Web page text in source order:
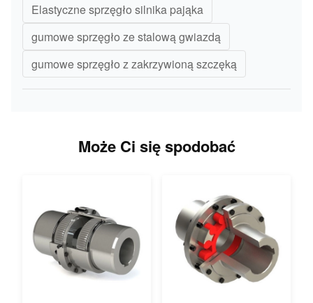
Elastyczne sprzęgło silnika pająka
gumowe sprzęgło ze stalową gwiazdą
gumowe sprzęgło z zakrzywioną szczęką
Może Ci się spodobać